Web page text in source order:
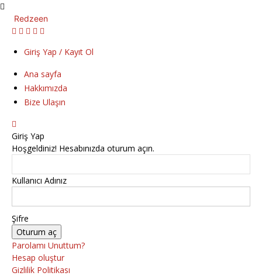
Redzeen
Giriş Yap / Kayıt Ol
Ana sayfa
Hakkımızda
Bize Ulaşın
Giriş Yap
Hoşgeldiniz! Hesabınızda oturum açın.
Kullanıcı Adınız
Şifre
Parolamı Unuttum?
Hesap oluştur
Gizlilik Politikası